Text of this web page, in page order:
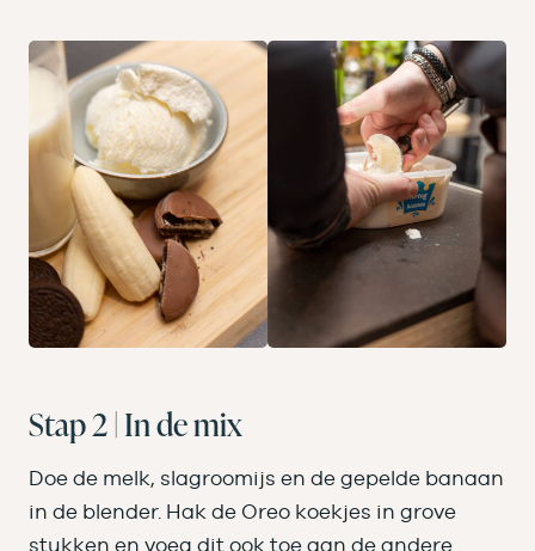
Stap 2 | In de mix
Doe de melk, slagroomijs en de gepelde banaan
in de blender. Hak de Oreo koekjes in grove
stukken en voeg dit ook toe aan de andere